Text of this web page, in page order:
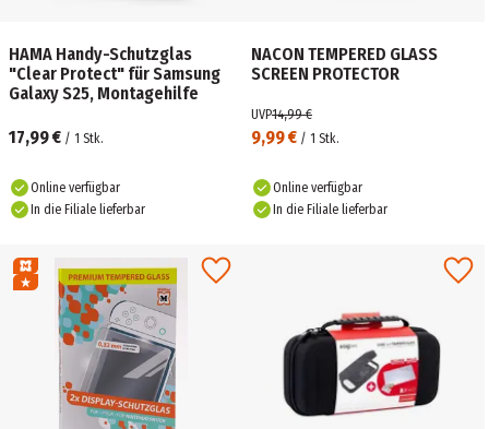
HAMA Handy-Schutzglas
"Clear Protect" für Samsung
Galaxy S25, Montagehilfe
17,99 € / 1 Stk.
Online verfügbar
In die Filiale lieferbar
NACON TEMPERED GLASS
SCREEN PROTECTOR
9,99 € / 1 Stk.
UVP14,99 €
Online verfügbar
In die Filiale lieferbar